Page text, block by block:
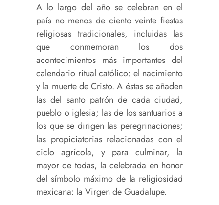
A lo largo del año se celebran en el
país no menos de ciento veinte fiestas
religiosas tradicionales, incluidas las
que conmemoran los dos
acontecimientos más importantes del
calendario ritual católico: el nacimiento
y la muerte de Cristo. A éstas se añaden
las del santo patrón de cada ciudad,
pueblo o iglesia; las de los santuarios a
los que se dirigen las peregrinaciones;
las propiciatorias relacionadas con el
ciclo agrícola, y para culminar, la
mayor de todas, la celebrada en honor
del símbolo máximo de la religiosidad
mexicana: la Virgen de Guadalupe.